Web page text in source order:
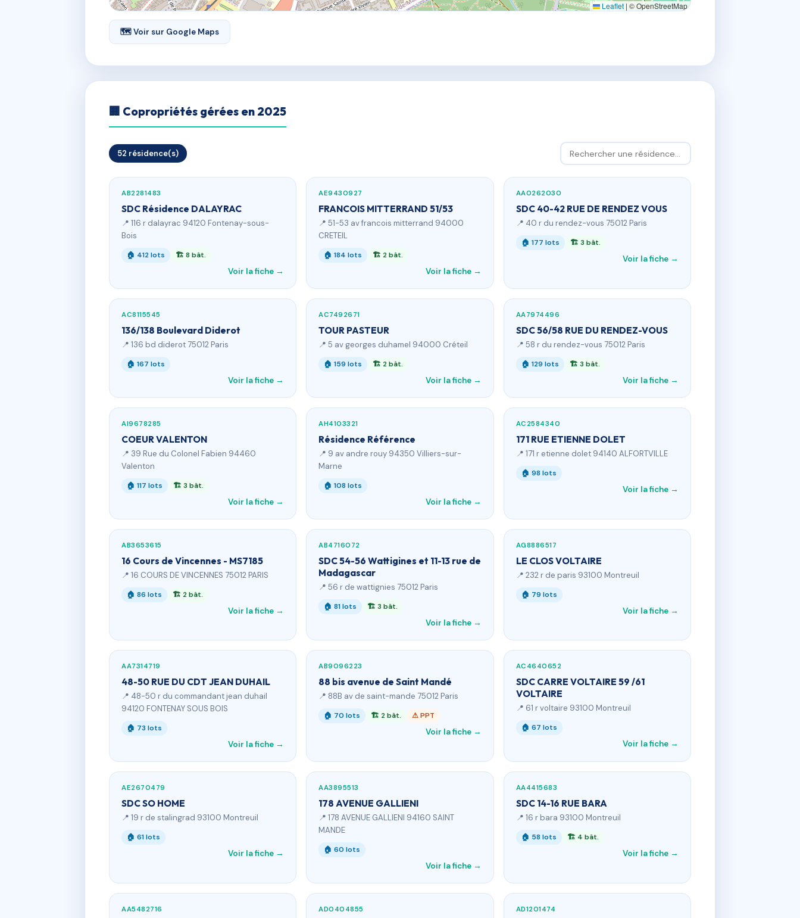
Leaflet | © OpenStreetMap
🗺 Voir sur Google Maps
🏢 Copropriétés gérées en 2025
52 résidence(s)
AB2281483
SDC Résidence DALAYRAC
📍 116 r dalayrac 94120 Fontenay-sous-
Bois
🏠 412 lots 🏗 8 bât.
Voir la fiche →
AE9430927
FRANCOIS MITTERRAND 51/53
📍 51-53 av francois mitterrand 94000
CRETEIL
🏠 184 lots 🏗 2 bât.
Voir la fiche →
AA0262030
SDC 40-42 RUE DE RENDEZ VOUS
📍 40 r du rendez-vous 75012 Paris
🏠 177 lots 🏗 3 bât.
Voir la fiche →
AC8115545
136/138 Boulevard Diderot
📍 136 bd diderot 75012 Paris
🏠 167 lots
Voir la fiche →
AC7492671
TOUR PASTEUR
📍 5 av georges duhamel 94000 Créteil
🏠 159 lots 🏗 2 bât.
Voir la fiche →
AA7974496
SDC 56/58 RUE DU RENDEZ-VOUS
📍 58 r du rendez-vous 75012 Paris
🏠 129 lots 🏗 3 bât.
Voir la fiche →
AI9678285
COEUR VALENTON
📍 39 Rue du Colonel Fabien 94460
Valenton
🏠 117 lots 🏗 3 bât.
Voir la fiche →
AH4103321
Résidence Référence
📍 9 av andre rouy 94350 Villiers-sur-
Marne
🏠 108 lots
Voir la fiche →
AC2584340
171 RUE ETIENNE DOLET
📍 171 r etienne dolet 94140 ALFORTVILLE
🏠 98 lots
Voir la fiche →
AB3653615
16 Cours de Vincennes - MS7185
📍 16 COURS DE VINCENNES 75012 PARIS
🏠 86 lots 🏗 2 bât.
Voir la fiche →
AB4716072
SDC 54-56 Wattigines et 11-13 rue de
Madagascar
📍 56 r de wattignies 75012 Paris
🏠 81 lots 🏗 3 bât.
Voir la fiche →
AG8886517
LE CLOS VOLTAIRE
📍 232 r de paris 93100 Montreuil
🏠 79 lots
Voir la fiche →
AA7314719
48-50 RUE DU CDT JEAN DUHAIL
📍 48-50 r du commandant jean duhail
94120 FONTENAY SOUS BOIS
🏠 73 lots
Voir la fiche →
AB9096223
88 bis avenue de Saint Mandé
📍 88B av de saint-mande 75012 Paris
🏠 70 lots 🏗 2 bât. ⚠ PPT
Voir la fiche →
AC4640652
SDC CARRE VOLTAIRE 59 /61
VOLTAIRE
📍 61 r voltaire 93100 Montreuil
🏠 67 lots
Voir la fiche →
AE2670479
SDC SO HOME
📍 19 r de stalingrad 93100 Montreuil
🏠 61 lots
Voir la fiche →
AA3895513
178 AVENUE GALLIENI
📍 178 AVENUE GALLIENI 94160 SAINT
MANDE
🏠 60 lots
Voir la fiche →
AA4415683
SDC 14-16 RUE BARA
📍 16 r bara 93100 Montreuil
🏠 58 lots 🏗 4 bât.
Voir la fiche →
AA5482716 AD0404855 AD1201474